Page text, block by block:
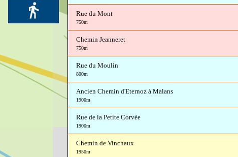
Rue du Mont
750m
Chemin Jeanneret
750m
Rue du Moulin
800m
Ancien Chemin d'Eternoz à Malans
1900m
Rue de la Petite Corvée
1900m
Chemin de Vinchaux
1950m